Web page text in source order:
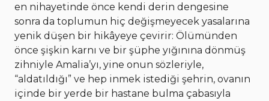
en nihayetinde önce kendi derin dengesine
sonra da toplumun hiç değişmeyecek yasalarına
yenik düşen bir hikâyeye çevirir: Ölümünden
önce şişkin karnı ve bir şüphe yığınına dönmüş
zihniyle Amalia’yı, yine onun sözleriyle,
“aldatıldığı” ve hep inmek istediği şehrin, ovanın
içinde bir yerde bir hastane bulma çabasıyla